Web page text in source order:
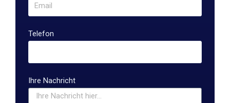
Telefon
Ihre Nachricht